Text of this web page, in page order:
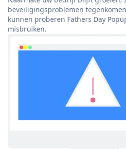
beveiligingsproblemen
kunnen proberen Fathers Day
misbruiken.